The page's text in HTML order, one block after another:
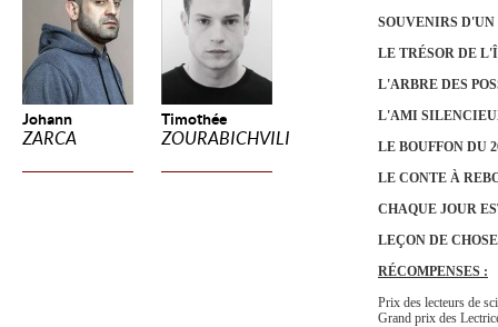
Johann
ZARCA
Timothée
ZOURABICHVILI
SOUVENIRS
LE TRÉSOR DE
L'ARBRE DES
L'AMI
LE BOUFFON DU
LE CONTE À
CHAQUE JOUR
LEÇON DE
RÉCOMPENSES :
Prix des lecteurs de
Grand prix des